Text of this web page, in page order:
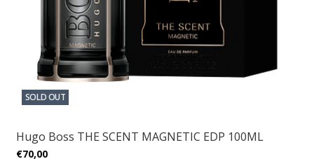
SOLD OUT
Hugo Boss THE SCENT MAGNETIC EDP 100ML
€70,00